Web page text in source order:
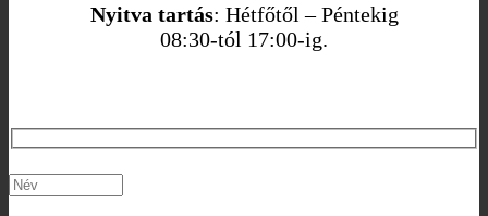
Nyitva tartás: Hétfőtől – Péntekig
08:30-tól 17:00-ig.